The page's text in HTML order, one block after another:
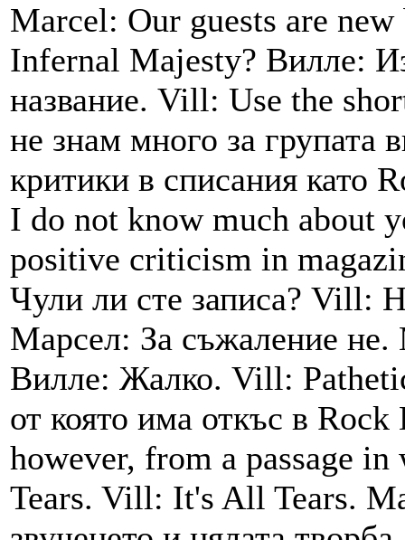
Marcel: Our guests are
Infernal Majesty? Вилле:
название. Vill: Use the
не знам много за групата
критики в списания като
I do not know much about
positive criticism in
Чули ли сте записа? Vill:
Марсел: За съжаление
Вилле: Жалко. Vill:
от която има откъс в
however, from a passage
Tears. Vill: It's All Tears.